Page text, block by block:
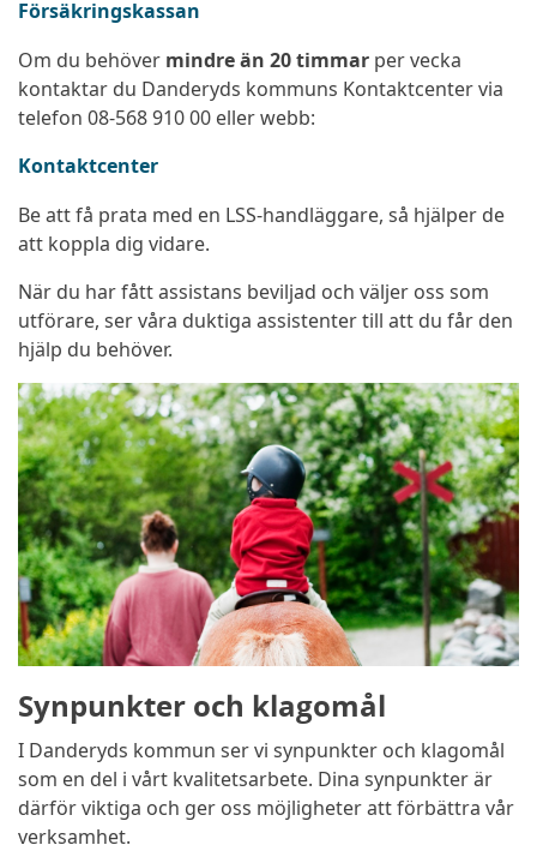
Försäkringskassan
Om du behöver mindre än 20 timmar per vecka
kontaktar du Danderyds kommuns Kontaktcenter via
telefon 08-568 910 00 eller webb:
Kontaktcenter
Be att få prata med en LSS-handläggare, så hjälper de
att koppla dig vidare.
När du har fått assistans beviljad och väljer oss som
utförare, ser våra duktiga assistenter till att du får den
hjälp du behöver.
Synpunkter och klagomål
I Danderyds kommun ser vi synpunkter och klagomål
som en del i vårt kvalitetsarbete. Dina synpunkter är
därför viktiga och ger oss möjligheter att förbättra vår
verksamhet.